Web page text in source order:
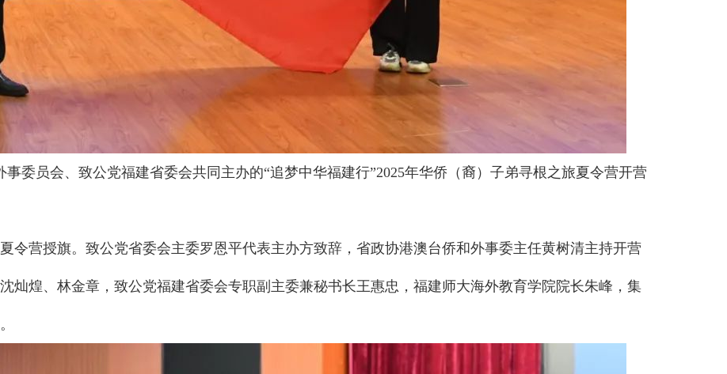
委员会、致公党福建省委会共同主办的“追梦中华福建行”2025年华侨（裔）子弟寻根之旅夏令营开营
令营授旗。致公党省委会主委罗恩平代表主办方致辞，省政协港澳台侨和外事委主任黄树清主持开营
灿煌、林金章，致公党福建省委会专职副主委兼秘书长王惠忠，福建师大海外教育学院院长朱峰，集